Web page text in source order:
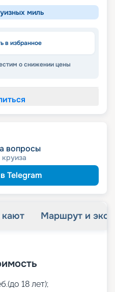
миль
в избранное
о снижении цены
вопросы
Telegram
Маршрут и
18 лет);